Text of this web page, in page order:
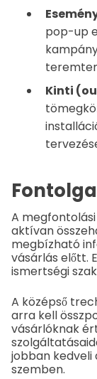
pop-up
Kinti
A
aktívan
megbízható
vásárlás előtt.
ismertségi
A középső
arra kell
vásárlóknak
jobban kedveli
szemben.